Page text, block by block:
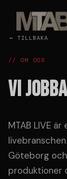
← TILLBAKA
// OM OSS
Vi
MTAB LIVE
Göteborg
produktioner